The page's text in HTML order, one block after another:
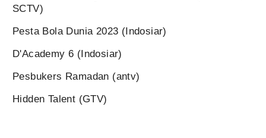
SCTV)
Pesta Bola Dunia 2023 (Indosiar)
D'Academy 6 (Indosiar)
Pesbukers Ramadan (antv)
Hidden Talent (GTV)